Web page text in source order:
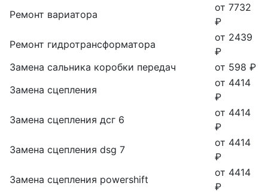
Ремонт вариатора
от 7732
₽
Ремонт гидротрансформатора
от 2439
₽
Замена сальника коробки передач
от 598 ₽
Замена сцепления
от 4414
₽
Замена сцепления дсг 6
от 4414
₽
Замена сцепления dsg 7
от 4414
₽
Замена сцепления powershift
от 4414
₽